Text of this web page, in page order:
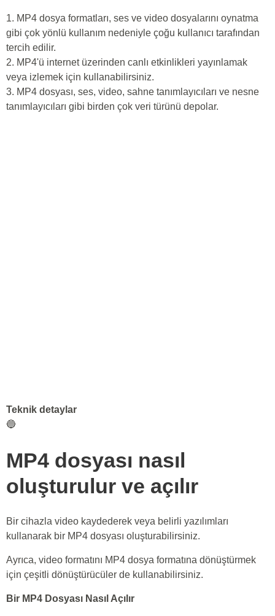
1. MP4 dosya formatları, ses ve video dosyalarını oynatma
gibi çok yönlü kullanım nedeniyle çoğu kullanıcı tarafından
tercih edilir.
2. MP4'ü internet üzerinden canlı etkinlikleri yayınlamak
veya izlemek için kullanabilirsiniz.
3. MP4 dosyası, ses, video, sahne tanımlayıcıları ve nesne
tanımlayıcıları gibi birden çok veri türünü depolar.
Teknik detaylar
🔵
MP4 dosyası nasıl
oluşturulur ve açılır
Bir cihazla video kaydederek veya belirli yazılımları
kullanarak bir MP4 dosyası oluşturabilirsiniz.
Ayrıca, video formatını MP4 dosya formatına dönüştürmek
için çeşitli dönüştürücüler de kullanabilirsiniz.
Bir MP4 Dosyası Nasıl Açılır